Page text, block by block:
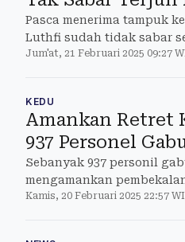
Pasca menerima tampuk
Luthfi sudah tidak sabar
program
Jum'at, 21 Februari 2025 09:27
KEDU
Amankan Retret
937 Personel
Sebanyak 937 personil
mengamankan
Magelang
Kamis, 20 Februari 2025 22:57